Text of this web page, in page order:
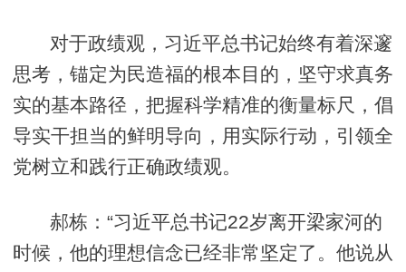
对于政绩观，习近平总书记始终有着深邃
思考，锚定为民造福的根本目的，坚守求真务
实的基本路径，把握科学精准的衡量标尺，倡
导实干担当的鲜明导向，用实际行动，引领全
党树立和践行正确政绩观。
郝栋：“习近平总书记22岁离开梁家河的
时候，他的理想信念已经非常坚定了。他说从